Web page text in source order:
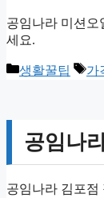
공임나라 미션오
세요.
카
생활꿀팁
태
가
공임나
공임나라 김포점